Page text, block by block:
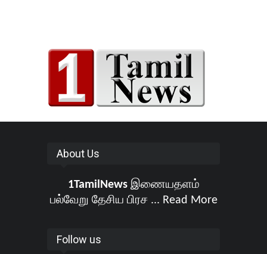
About Us
1TamilNewsஇணையதளம்
பல்வேறு தேசிய பிரச ... Read More
Follow us